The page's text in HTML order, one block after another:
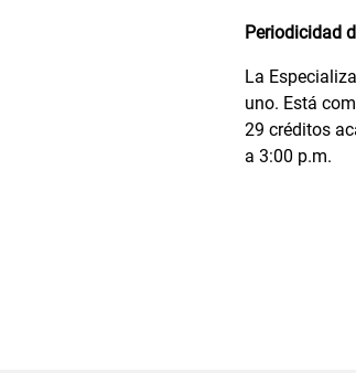
Periodicidad
La
uno. Está
29 créditos
a 3:00 p.m.